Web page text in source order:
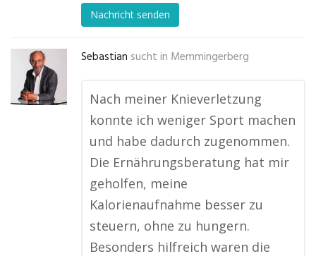
Nachricht senden
Sebastian sucht in Memmingerberg
Nach meiner Knieverletzung
konnte ich weniger Sport machen
und habe dadurch zugenommen.
Die Ernährungsberatung hat mir
geholfen, meine
Kalorienaufnahme besser zu
steuern, ohne zu hungern.
Besonders hilfreich waren die